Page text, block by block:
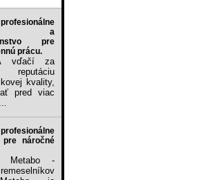
profesionálne
a
pre
prácu.
vďačí za
kvality,
pred viac
profesionálne
pre náročné
Metabo -